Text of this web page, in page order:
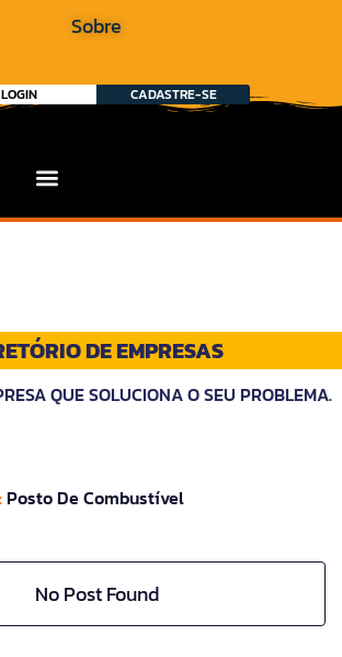
Sobre
LOGIN CADASTRE-SE
DE EMPRESAS
QUE SOLUCIONA O SEU PROBLEMA.
Posto De Combustível
No Post Found